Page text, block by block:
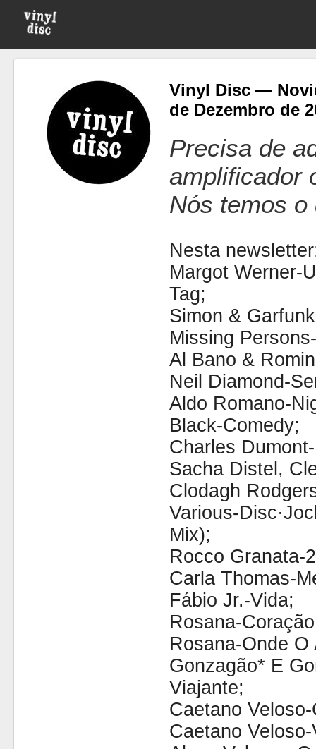
Vinyl Disc —
de Dezembro de
Precisa de
amplificador
Nós temos o
Nesta
Margot Werner-
Tag;
Simon &
Missing
Al Bano &
Neil Diamond-
Aldo Romano-
Black-Comedy;
Charles
Sacha Distel,
Clodagh
Various-
Mix);
Rocco Granata-
Carla Thomas-
Fábio Jr.-Vida;
Rosana-
Rosana-Onde
Gonzagão* E
Viajante;
Caetano
Caetano Veloso-